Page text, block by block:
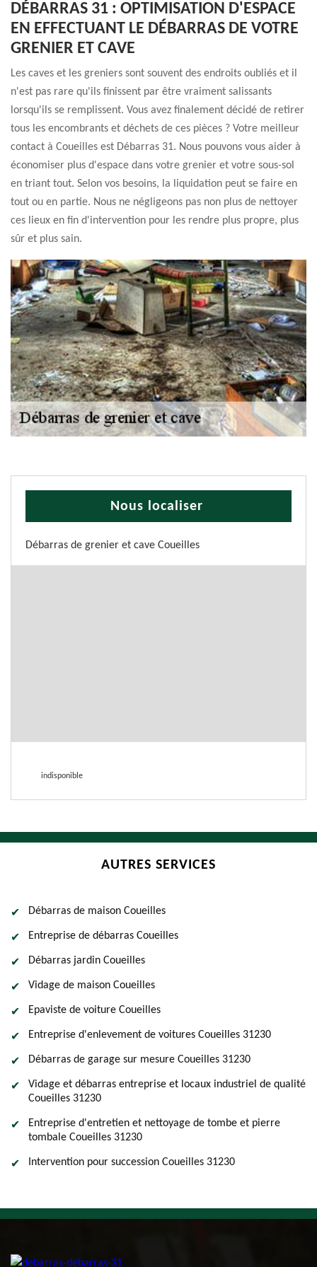
DÉBARRAS 31 : OPTIMISATION D'ESPACE
EN EFFECTUANT LE DÉBARRAS DE VOTRE
GRENIER ET CAVE
Les caves et les greniers sont souvent des endroits oubliés et il
n'est pas rare qu'ils finissent par être vraiment salissants
lorsqu'ils se remplissent. Vous avez finalement décidé de retirer
tous les encombrants et déchets de ces pièces ? Votre meilleur
contact à Coueilles est Débarras 31. Nous pouvons vous aider à
économiser plus d'espace dans votre grenier et votre sous-sol
en triant tout. Selon vos besoins, la liquidation peut se faire en
tout ou en partie. Nous ne négligeons pas non plus de nettoyer
ces lieux en fin d'intervention pour les rendre plus propre, plus
sûr et plus sain.
Nous localiser
Débarras de grenier et cave Coueilles
indisponible
AUTRES SERVICES
Débarras de maison Coueilles
Entreprise de débarras Coueilles
Débarras jardin Coueilles
Vidage de maison Coueilles
Epaviste de voiture Coueilles
Entreprise d'enlevement de voitures Coueilles 31230
Débarras de garage sur mesure Coueilles 31230
Vidage et débarras entreprise et locaux industriel de qualité
Coueilles 31230
Entreprise d'entretien et nettoyage de tombe et pierre
tombale Coueilles 31230
Intervention pour succession Coueilles 31230